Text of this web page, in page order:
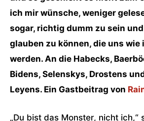
ich mir wünsche, weniger
sogar, richtig dumm zu sein
glauben zu können, die uns wie
werden. An die Habecks,
Bidens, Selenskys, Drostens
Leyens. Ein Gastbeitrag von
„Du bist das Monster, nicht ich,“